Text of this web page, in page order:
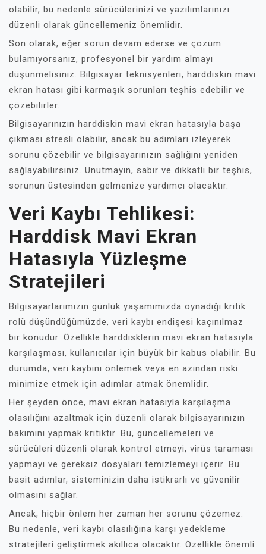
olabilir, bu nedenle sürücülerinizi ve yazılımlarınızı
düzenli olarak güncellemeniz önemlidir.
Son olarak, eğer sorun devam ederse ve çözüm
bulamıyorsanız, profesyonel bir yardım almayı
düşünmelisiniz. Bilgisayar teknisyenleri, harddiskin mavi
ekran hatası gibi karmaşık sorunları teşhis edebilir ve
çözebilirler.
Bilgisayarınızın harddiskin mavi ekran hatasıyla başa
çıkması stresli olabilir, ancak bu adımları izleyerek
sorunu çözebilir ve bilgisayarınızın sağlığını yeniden
sağlayabilirsiniz. Unutmayın, sabır ve dikkatli bir teşhis,
sorunun üstesinden gelmenize yardımcı olacaktır.
Veri Kaybı Tehlikesi:
Harddisk Mavi Ekran
Hatasıyla Yüzleşme
Stratejileri
Bilgisayarlarımızın günlük yaşamımızda oynadığı kritik
rolü düşündüğümüzde, veri kaybı endişesi kaçınılmaz
bir konudur. Özellikle harddisklerin mavi ekran hatasıyla
karşılaşması, kullanıcılar için büyük bir kabus olabilir. Bu
durumda, veri kaybını önlemek veya en azından riski
minimize etmek için adımlar atmak önemlidir.
Her şeyden önce, mavi ekran hatasıyla karşılaşma
olasılığını azaltmak için düzenli olarak bilgisayarınızın
bakımını yapmak kritiktir. Bu, güncellemeleri ve
sürücüleri düzenli olarak kontrol etmeyi, virüs taraması
yapmayı ve gereksiz dosyaları temizlemeyi içerir. Bu
basit adımlar, sisteminizin daha istikrarlı ve güvenilir
olmasını sağlar.
Ancak, hiçbir önlem her zaman her sorunu çözemez.
Bu nedenle, veri kaybı olasılığına karşı yedekleme
stratejileri geliştirmek akıllıca olacaktır. Özellikle önemli